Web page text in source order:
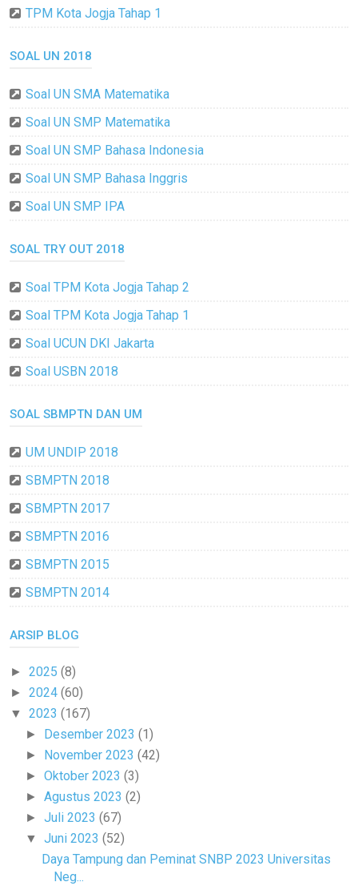
TPM Kota Jogja Tahap 1
SOAL UN 2018
Soal UN SMA Matematika
Soal UN SMP Matematika
Soal UN SMP Bahasa Indonesia
Soal UN SMP Bahasa Inggris
Soal UN SMP IPA
SOAL TRY OUT 2018
Soal TPM Kota Jogja Tahap 2
Soal TPM Kota Jogja Tahap 1
Soal UCUN DKI Jakarta
Soal USBN 2018
SOAL SBMPTN DAN UM
UM UNDIP 2018
SBMPTN 2018
SBMPTN 2017
SBMPTN 2016
SBMPTN 2015
SBMPTN 2014
ARSIP BLOG
► 2025 (8)
► 2024 (60)
▼ 2023 (167)
► Desember 2023(1)
► November 2023(42)
►Oktober 2023(3)
►Agustus 2023(2)
►Juli 2023(67)
▼Juni 2023(52)
Daya Tampung dan Peminat SNBP 2023 Universitas
Neg...